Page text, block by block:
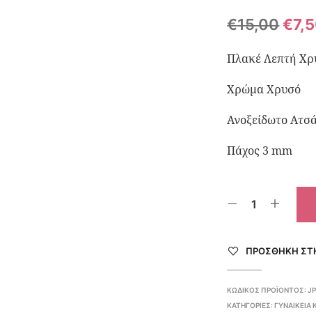
€15,00 €
Πλακέ Λεπτή
Χρώμα Χρυσό
Ανοξείδωτο
Πάχος 3 mm
ΠΡΌΣΘΉΚΗ
ΚΩΔΙΚΌΣ ΠΡΟΪΌΝΤΟΣ:
ΚΑΤΗΓΟΡΊΕΣ: